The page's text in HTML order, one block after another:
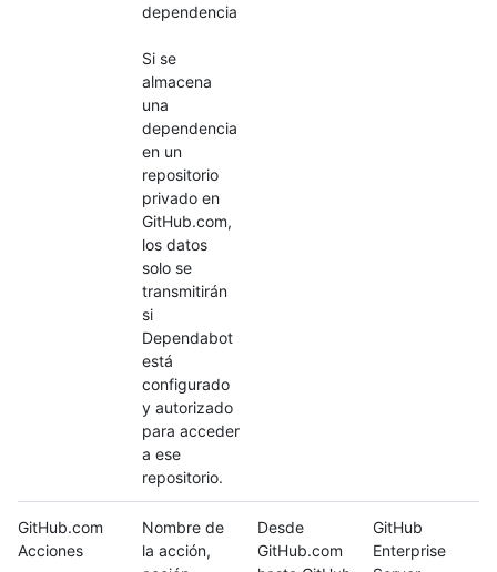
dependencia
Si se
almacena
una
dependencia
en un
repositorio
privado en
GitHub.com,
los datos
solo se
transmitirán
si
Dependabot
está
configurado
y autorizado
para acceder
a ese
repositorio.
GitHub.com
Acciones
Nombre de
la acción,
Desde
GitHub.com
GitHub
Enterprise